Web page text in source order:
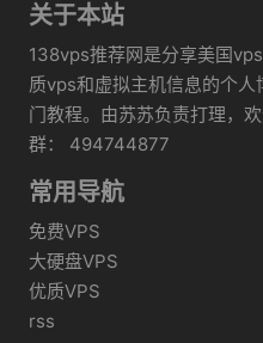
关于本站
138vps推荐网是分享美国
质vps和虚拟主机信息的个
门教程。由苏苏负责打理，
群： 494744877
常用导航
免费VPS
大硬盘VPS
优质VPS
rss